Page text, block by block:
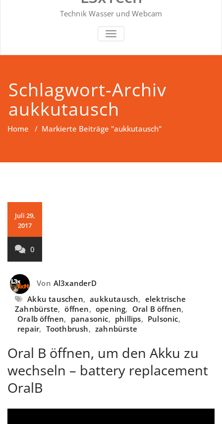
Technik Wasser und Webcam
SCHALTE NAVIGATION
Schlagwort-Archiv
aukkutausch
Home / Markierte Beiträge "aukkutausch"
Juli 29,
2017
0
Von Al3xanderD
Akku tauschen, aukkutausch, elektrische
Zahnbürste, öffnen, opening, Oral B öffnen,
Oralb öffnen, panasonic, phillips, Pulsonic,
repair, Toothbrush, zahnbürste
Oral B öffnen, um den Akku zu
wechseln – battery replacement
OralB